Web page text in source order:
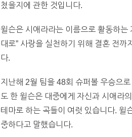
쳤을지에 관한 것입니다.
윌슨은 시애라라는 이름으로 활동하는
대로” 사랑을 실천하기 위해 결혼 전
다.
지난해 2월 팀을 48회 슈퍼볼 우승으
도 한 윌슨은 대중에게 자신과 시애라
테마로 하는 곡들이 여럿 있습니다. 윌
중하다고 말했습니다.